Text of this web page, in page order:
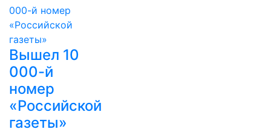
Вышел 10
000-й
номер
«Российской
газеты»